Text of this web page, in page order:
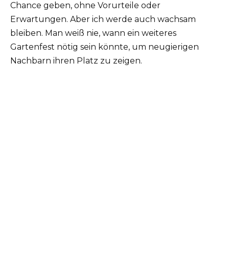
Chance geben, ohne Vorurteile oder
Erwartungen. Aber ich werde auch wachsam
bleiben. Man weiß nie, wann ein weiteres
Gartenfest nötig sein könnte, um neugierigen
Nachbarn ihren Platz zu zeigen.